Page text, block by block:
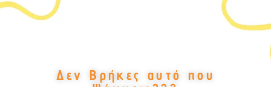
Δεν Βρήκες αυτό που